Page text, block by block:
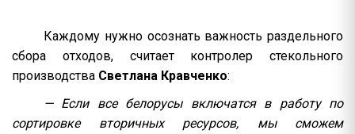
Каждому нужно осознать важность раздельного
сбора отходов, считает контролер стекольного
производства Светлана Кравченко:
— Если все белорусы включатся в работу по
сортировке вторичных ресурсов, мы сможем